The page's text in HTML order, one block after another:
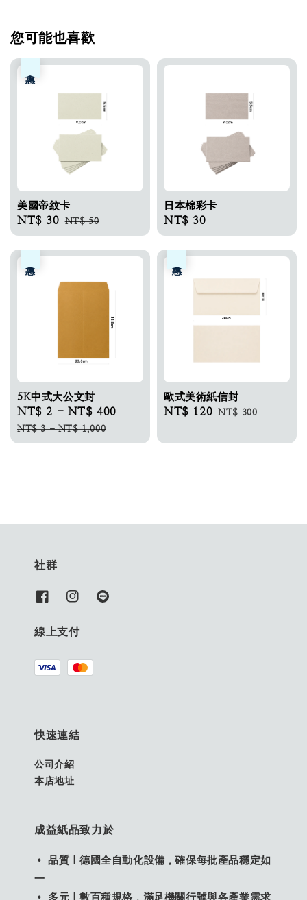
您可能也喜歡
美國帝紋卡​
Sale
price
NT$ 30 Regular
price
NT$ 50
日本棉彩卡​
Regular
price
NT$ 30
5K中式大公文封
Sale
price
NT$ 2 - NT$ 400
NT$ 3-NT$ 1,000
歐式美術紙信封
Sale
NT$ 120 Regular
NT$ 300
社群
線上支付
快速連結
公司介紹
本店地址
成益紙品致力於
• 品質｜德國全自動化設備，確保每批產品穩定如
一
• 多元｜數百種規格，滿足機關行號與各產業需求